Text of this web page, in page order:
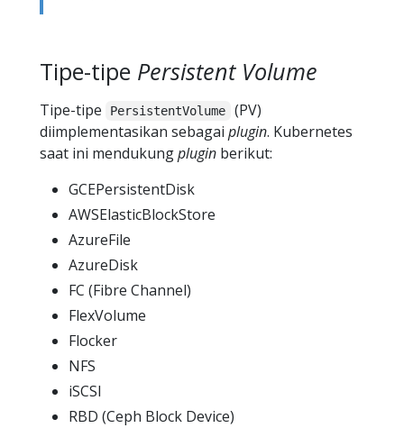
Tipe-tipe Persistent Volume
Tipe-tipe PersistentVolume
(PV)
diimplementasikan sebagai plugin. Kubernetes
saat ini mendukungplugin berikut:
GCEPersistentDisk
AWSElasticBlockStore
AzureFile
AzureDisk
FC (Fibre Channel)
FlexVolume
Flocker
NFS
iSCSI
RBD (Ceph Block Device)